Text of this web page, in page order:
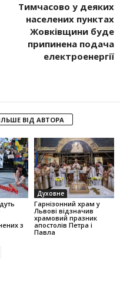
Тимчасово у деяких
населених пунктах
Жовківщини буде
припинена подача
електроенергії
ВІД АВТОРА
з
Духовне
Гарнізонний храм у
Львові відзначив
храмовий празник
апостолів Петра і
Павла